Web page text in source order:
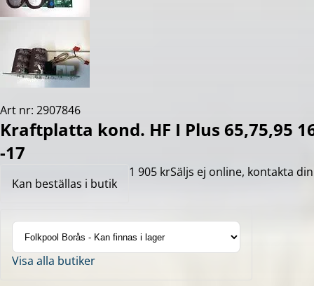
Art nr: 2907846
Kraftplatta kond. HF I Plus 65,75,95
-17
Kan beställas i butik
1 905 krSäljs ej online, kontakta
Visa alla butiker